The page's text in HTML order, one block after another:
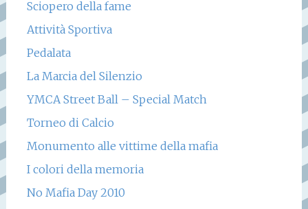
Sciopero della fame
Attività Sportiva
Pedalata
La Marcia del Silenzio
YMCA Street Ball – Special Match
Torneo di Calcio
Monumento alle vittime della mafia
I colori della memoria
No Mafia Day 2010